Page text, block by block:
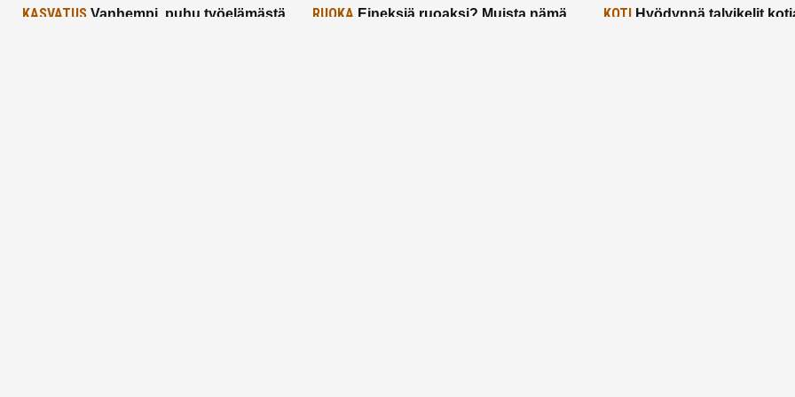
KASVATUS Vanhempi, puhu työelämästä
RUOKA Eineksiä ruoaksi? Muista nämä
KOTIHyödynnä talvikelit